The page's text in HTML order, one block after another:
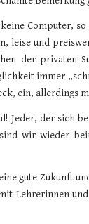
Computer,
und
der privaten
immer
ein, allerdings
Jeder, der sich
wir wieder
gute Zukunft
Lehrerinnen